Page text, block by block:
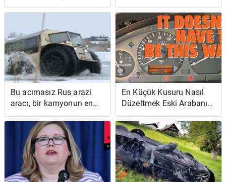
ederek Amerika'nın
onurunu koruyor
Dava Açtı, Michigan'ın Oy
Sertifikasyonunu
Engelleme Girişimleri İçin
Oy Hakları Yasası İhlali
İddiası
Bu acımasız Rus arazi
aracı, bir kamyonun en
iyisine ve bir amfibi
tankın en iyisine sahip
En Küçük Kusuru Nasıl
Düzeltmek Eski Arabanızı
Yeni Gibi Hissettirebilir